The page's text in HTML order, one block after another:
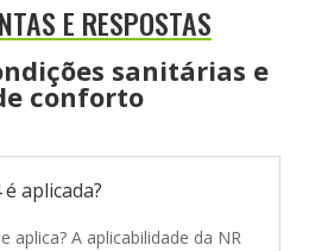
E RESPOSTAS
sanitárias e
conforto
aplicada?
aplica? A aplicabilidade da NR